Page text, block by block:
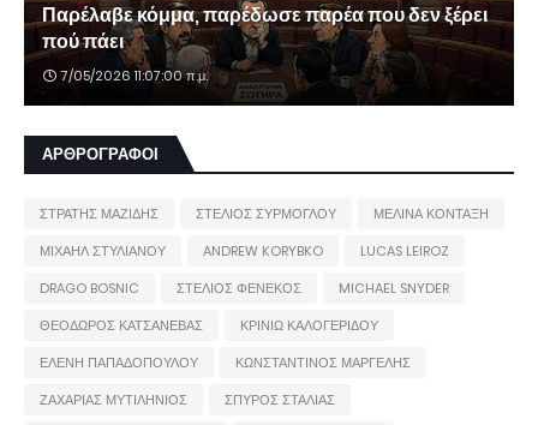
Παρέλαβε κόμμα, παρέδωσε παρέα που δεν ξέρει
πού πάει
7/05/2026 11:07:00 π.μ.
ΑΡΘΡΟΓΡΑΦΟΙ
ΣΤΡΑΤΗΣ ΜΑΖΙΔΗΣ ΣΤΕΛΙΟΣ ΣΥΡΜΟΓΛΟΥ
ΜΕΛΙΝΑ ΚΟΝΤΑΞΗ
ΜΙΧΑΗΛ ΣΤΥΛΙΑΝΟΥ
ANDREW KORYBKO
LUCAS LEIROZ
DRAGO BOSNIC
ΣΤΕΛΙΟΣ ΦΕΝΕΚΟΣ
MICHAEL SNYDER
ΘΕΟΔΩΡΟΣ ΚΑΤΣΑΝΕΒΑΣ
ΚΡΙΝΙΩ ΚΑΛΟΓΕΡΙΔΟΥ
ΕΛΕΝΗ ΠΑΠΑΔΟΠΟΥΛΟΥ
ΚΩΝΣΤΑΝΤΙΝΟΣ ΜΑΡΓΕΛΗΣ
ΖΑΧΑΡΙΑΣ ΜΥΤΙΛΗΝΙΟΣ
ΣΠΥΡΟΣ ΣΤΑΛΙΑΣ